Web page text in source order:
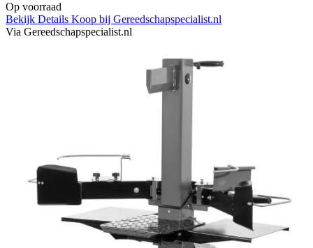
Op voorraad
Bekijk Details Koop bij Gereedschapspecialist.nl
Via Gereedschapspecialist.nl